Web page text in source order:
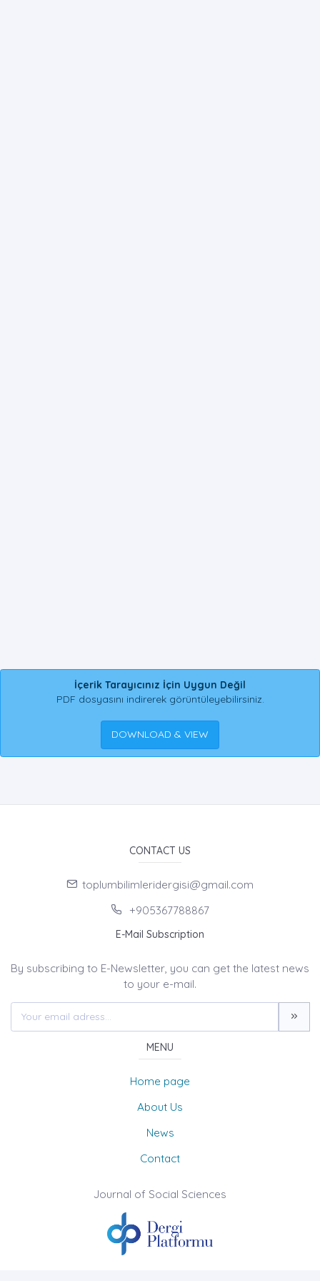
İçerik Tarayıcınız İçin Uygun Değil
PDF dosyasını indirerek görüntüleyebilirsiniz.
DOWNLOAD & VIEW
CONTACT US
toplumbilimleridergisi@gmail.com
+905367788867
E-Mail Subscription
By subscribing to E-Newsletter, you can get the latest news
to your e-mail.
MENU
Home page
About Us
News
Contact
Journal of Social Sciences